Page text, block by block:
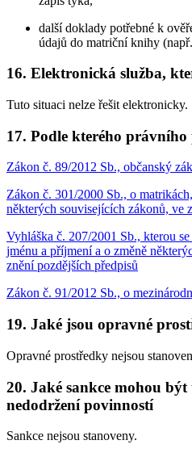
další doklady potřebné k
údajů do matriční knihy
16. Elektronická služba,
Tuto situaci nelze řešit elektronicky.
17. Podle kterého právního
Zákon č. 89/2012 Sb., občanský
Zákon č. 301/2000 Sb., o
některých souvisejících zákonů, ve
Vyhláška č. 207/2001 Sb., kterou
jménu a příjmení a o změně
znění pozdějších předpisů
Zákon č. 91/2012 Sb., o
19. Jaké jsou opravné
Opravné prostředky nejsou
20. Jaké sankce mohou
nedodržení povinností
Sankce nejsou stanoveny.